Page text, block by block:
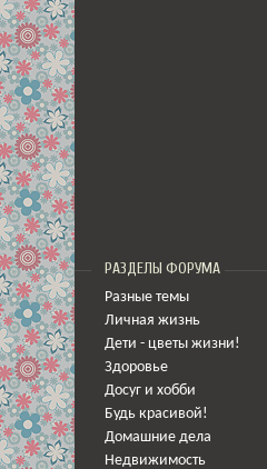
РАЗДЕЛЫ ФОРУМА
Разные темы
Личная жизнь
Дети - цветы жизни!
Здоровье
Досуг и хобби
Будь красивой!
Домашние дела
Недвижимость